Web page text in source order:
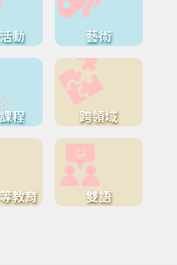
動 藝術
程 跨領域
教育 雙語